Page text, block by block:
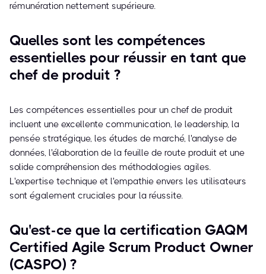
rémunération nettement supérieure.
Quelles sont les compétences
essentielles pour réussir en tant que
chef de produit ?
Les compétences essentielles pour un chef de produit
incluent une excellente communication, le leadership, la
pensée stratégique, les études de marché, l'analyse de
données, l'élaboration de la feuille de route produit et une
solide compréhension des méthodologies agiles.
L'expertise technique et l'empathie envers les utilisateurs
sont également cruciales pour la réussite.
Qu'est-ce que la certification GAQM
Certified Agile Scrum Product Owner
(CASPO) ?